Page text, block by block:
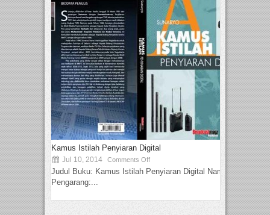
Kamus Istilah Penyiaran Digital
Jul 10, 2014 Comments Off
Judul Buku: Kamus Istilah Penyiaran Digital Nama
Pengarang:...